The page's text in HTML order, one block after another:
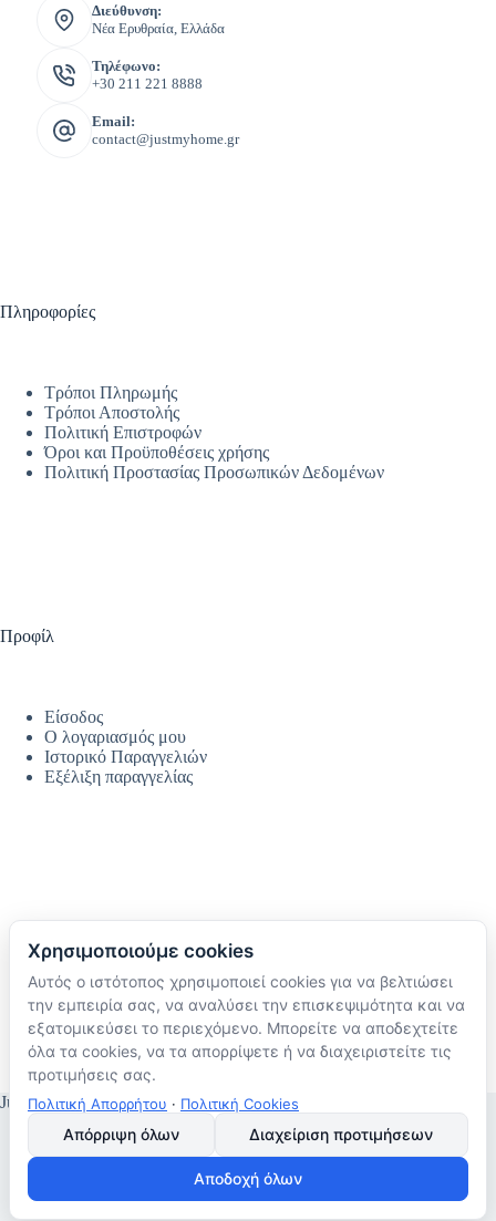
Διεύθυνση:
Νέα Ερυθραία, Ελλάδα
Τηλέφωνο:
+30 211 221 8888
Email:
contact@justmyhome.gr
Πληροφορίες
Τρόποι Πληρωμής
Τρόποι Αποστολής
Πολιτική Επιστροφών
Όροι και Προϋποθέσεις χρήσης
Πολιτική Προστασίας Προσωπικών Δεδομένων
Προφίλ
Είσοδος
Ο λογαριασμός μου
Ιστορικό Παραγγελιών
Εξέλιξη παραγγελίας
Ακολουθήστε μας
TikTok
Instagram
Facebook
JustMyHome © Copyright 2026
Χρησιμοποιούμε cookies
Αυτός ο ιστότοπος χρησιμοποιεί cookies για να βελτιώσει
την εμπειρία σας, να αναλύσει την επισκεψιμότητα και να
εξατομικεύσει το περιεχόμενο. Μπορείτε να αποδεχτείτε
όλα τα cookies, να τα απορρίψετε ή να διαχειριστείτε τις
προτιμήσεις σας.
Πολιτική Απορρήτου · Πολιτική Cookies
Απόρριψη όλων Διαχείριση προτιμήσεων
Αποδοχή όλων